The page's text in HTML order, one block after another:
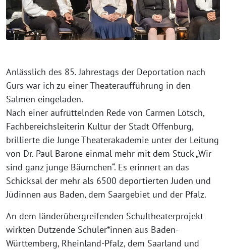
Anlässlich des 85. Jahrestags der Deportation nach
Gurs war ich zu einer Theateraufführung in den
Salmen eingeladen.
Nach einer aufrüttelnden Rede von Carmen Lötsch,
Fachbereichsleiterin Kultur der Stadt Offenburg,
brillierte die Junge Theaterakademie unter der Leitung
von Dr. Paul Barone einmal mehr mit dem Stück „Wir
sind ganz junge Bäumchen“. Es erinnert an das
Schicksal der mehr als 6500 deportierten Juden und
Jüdinnen aus Baden, dem Saargebiet und der Pfalz.
An dem länderübergreifenden Schultheaterprojekt
wirkten Dutzende Schüler*innen aus Baden-
Württemberg, Rheinland-Pfalz, dem Saarland und